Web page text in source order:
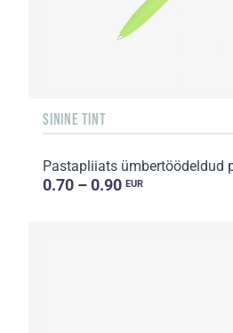
SININE TINT
Pastapliiats ümbertöödeldud
0.70 – 0.90 EUR